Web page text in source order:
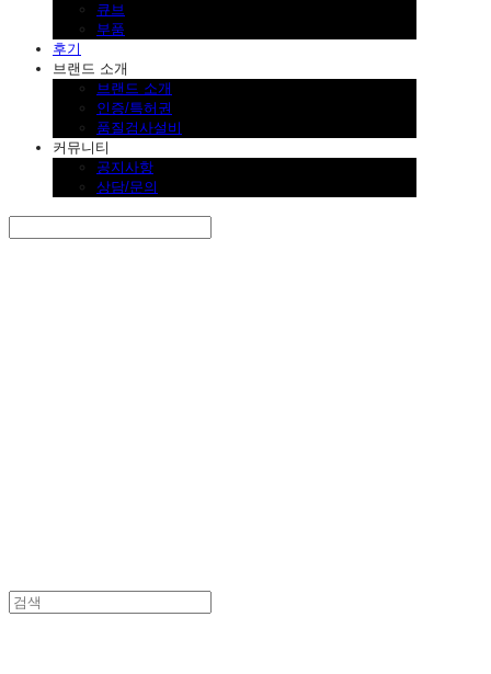
큐브
부품
후기
브랜드 소개
브랜드 소개
인증/특허권
품질검사설비
커뮤니티
공지사항
상담/문의